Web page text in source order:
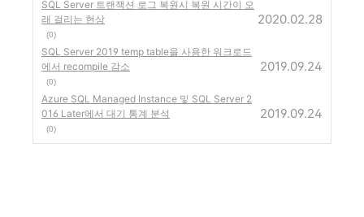
SQL Server 트랜잭션 로그 복원시 복원 시간이 오
래 걸리는 현상
(0)
2020.02.28
SQL Server 2019 temp table을 사용한 워크로드
에서 recompile 감소
(0)
2019.09.24
Azure SQL Managed Instance 및 SQL Server 2
016 Later에서 대기 통계 분석
(0)
2019.09.24